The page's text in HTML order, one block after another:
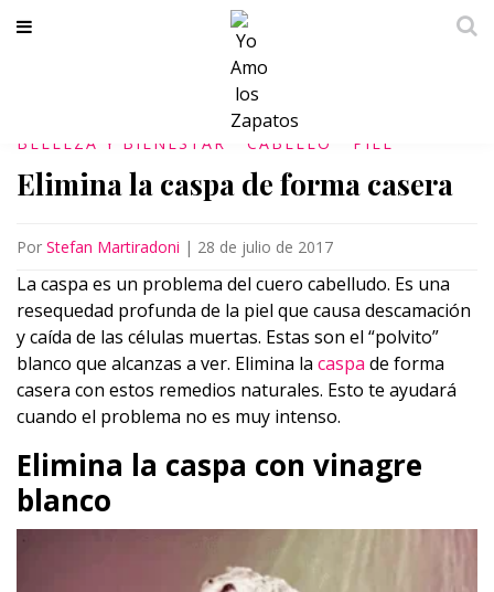
BELLEZA Y BIENESTAR CABELLO PIEL
Elimina la caspa de forma casera
Por Stefan Martiradoni | 28 de julio de 2017
La caspa es un problema del cuero cabelludo. Es una
resequedad profunda de la piel que causa descamación
y caída de las células muertas. Estas son el “polvito”
blanco que alcanzas a ver. Elimina la caspa de forma
casera con estos remedios naturales. Esto te ayudará
cuando el problema no es muy intenso.
Elimina la caspa con vinagre
blanco